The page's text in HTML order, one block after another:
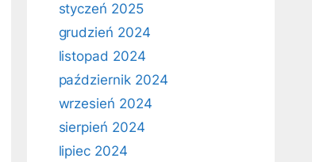
styczeń 2025
grudzień 2024
listopad 2024
październik 2024
wrzesień 2024
sierpień 2024
lipiec 2024